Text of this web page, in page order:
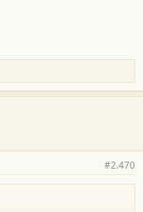
#2.470